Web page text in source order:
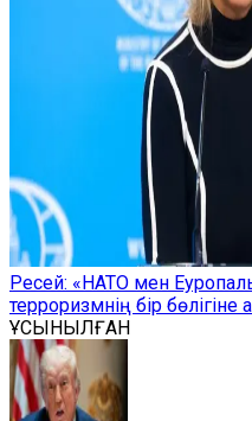
Ресей: «НАТО мен
терроризмнің бір бөлігіне
ҰСЫНЫЛҒАН